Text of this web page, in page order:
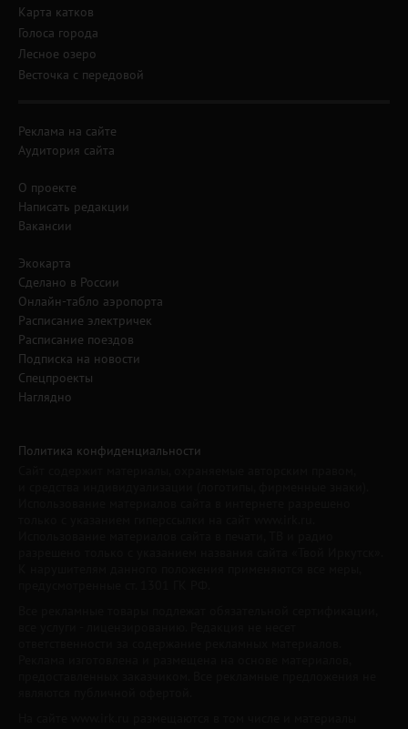
Карта катков
Голоса города
Лесное озеро
Весточка с передовой
Реклама на сайте
Аудитория сайта
О проекте
Написать редакции
Вакансии
Экокарта
Сделано в России
Онлайн-табло аэропорта
Расписание электричек
Расписание поездов
Подписка на новости
Спецпроекты
Наглядно
Политика конфиденциальности